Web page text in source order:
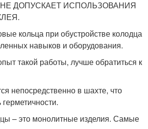
ДОПУСКАЕТ ИСПОЛЬЗОВАНИЯ
кольца при обустройстве колодца
навыков и оборудования.
такой работы, лучше обратиться к
непосредственно в шахте, что
– это монолитные изделия. Самые